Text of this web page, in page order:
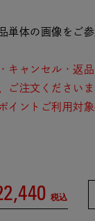
単体の画像をご参
キャンセル・返
ご注文ください
イントご利用対象
税込